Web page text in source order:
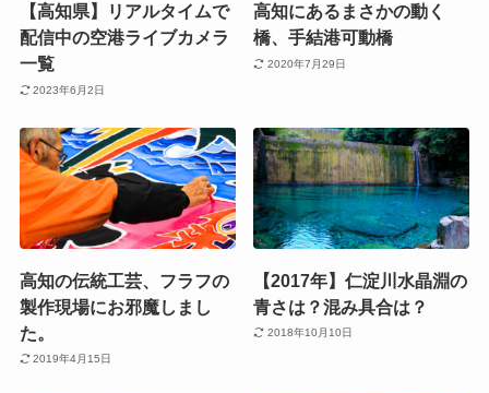
【高知県】リアルタイムで
配信中の空港ライブカメラ
一覧
2023年6月2日
高知にあるまさかの動く
橋、手結港可動橋
2020年7月29日
高知の伝統工芸、フラフの
製作現場にお邪魔しまし
た。
2019年4月15日
【2017年】仁淀川水晶淵の
青さは？混み具合は？
2018年10月10日